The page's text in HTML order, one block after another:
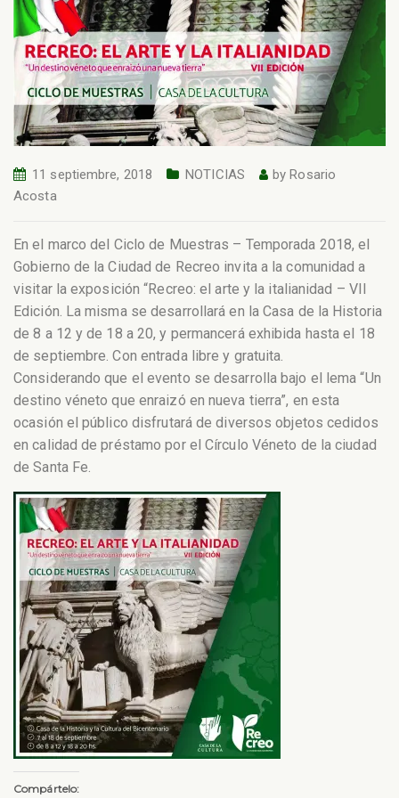
11 septiembre, 2018 NOTICIAS byRosario
Acosta
En el marco del Ciclo de Muestras – Temporada 2018, el
Gobierno de la Ciudad de Recreo invita a la comunidad a
visitar la exposición “Recreo: el arte y la italianidad – VII
Edición. La misma se desarrollará en la Casa de la Historia
de 8 a 12 y de 18 a 20, y permancerá exhibida hasta el 18
de septiembre. Con entrada libre y gratuita.
Considerando que el evento se desarrolla bajo el lema “Un
destino véneto que enraizó en nueva tierra”, en esta
ocasión el público disfrutará de diversos objetos cedidos
en calidad de préstamo por el Círculo Véneto de la ciudad
de Santa Fe.
Compártelo: